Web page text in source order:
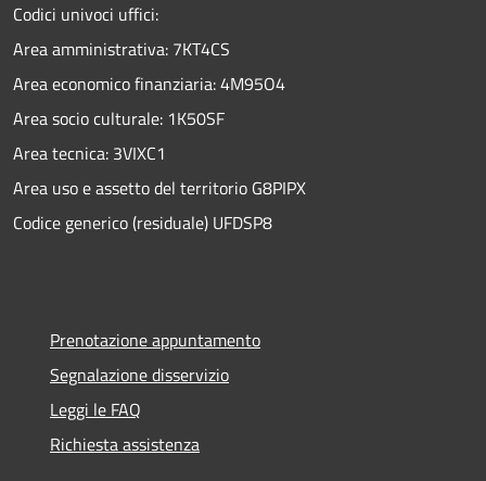
Codici univoci uffici:
Area amministrativa: 7KT4CS
Area economico finanziaria: 4M95O4
Area socio culturale: 1K50SF
Area tecnica: 3VIXC1
Area uso e assetto del territorio G8PIPX
Codice generico (residuale) UFDSP8
Prenotazione appuntamento
Segnalazione disservizio
Leggi le FAQ
Richiesta assistenza